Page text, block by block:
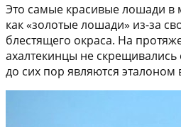
Это самые красивые лошади в
как «золотые лошади» из-за
блестящего окраса. На
ахалтекинцы не
до сих пор являются